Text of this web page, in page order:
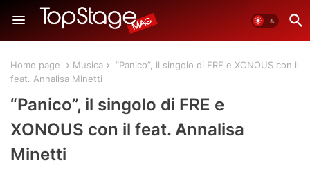
Home page Musica
“Panico”, il singolo di FRE e XONOUS con il
feat. Annalisa Minetti
“Panico”, il singolo di FRE e
XONOUS con il feat. Annalisa
Minetti